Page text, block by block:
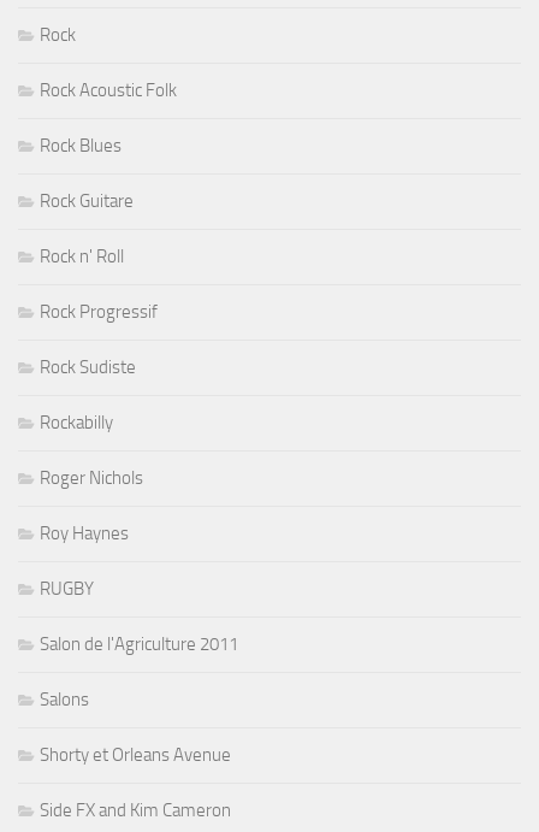
Rock
Rock Acoustic Folk
Rock Blues
Rock Guitare
Rock n' Roll
Rock Progressif
Rock Sudiste
Rockabilly
Roger Nichols
Roy Haynes
RUGBY
Salon de l'Agriculture 2011
Salons
Shorty et Orleans Avenue
Side FX and Kim Cameron